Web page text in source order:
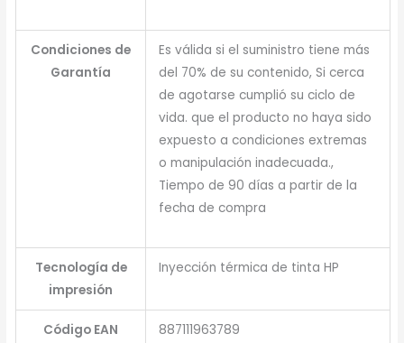
Condiciones de
Garantía
Es válida si el suministro tiene más
del 70% de su contenido, Si cerca
de agotarse cumplió su ciclo de
vida. que el producto no haya sido
expuesto a condiciones extremas
o manipulación inadecuada.,
Tiempo de 90 días a partir de la
fecha de compra
Tecnología de
impresión
Inyección térmica de tinta HP
Código EAN 887111963789